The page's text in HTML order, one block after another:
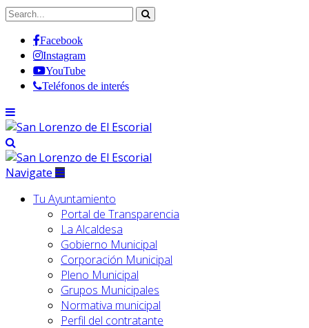
Facebook
Instagram
YouTube
Teléfonos de interés
Navigate
Tu Ayuntamiento
Portal de Transparencia
La Alcaldesa
Gobierno Municipal
Corporación Municipal
Pleno Municipal
Grupos Municipales
Normativa municipal
Perfil del contratante